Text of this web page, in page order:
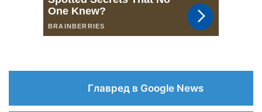
Главред в Google News